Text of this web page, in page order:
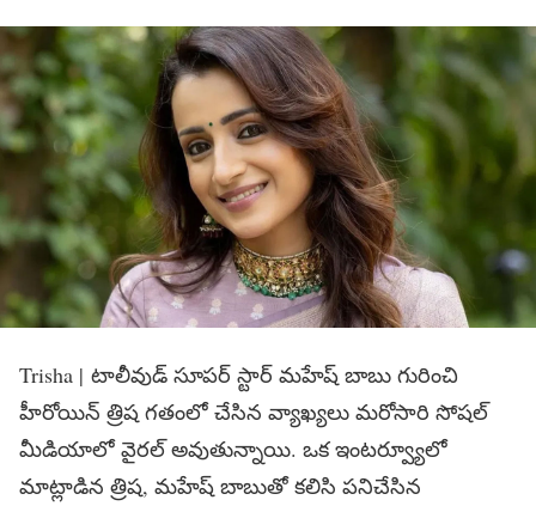
Trisha | టాలీవుడ్ సూపర్ స్టార్ మహేష్ బాబు గురించి
హీరోయిన్ త్రిష గతంలో చేసిన వ్యాఖ్యలు మరోసారి సోషల్
మీడియాలో వైరల్ అవుతున్నాయి. ఒక ఇంటర్వ్యూలో
మాట్లాడిన త్రిష, మహేష్ బాబుతో కలిసి పనిచేసిన